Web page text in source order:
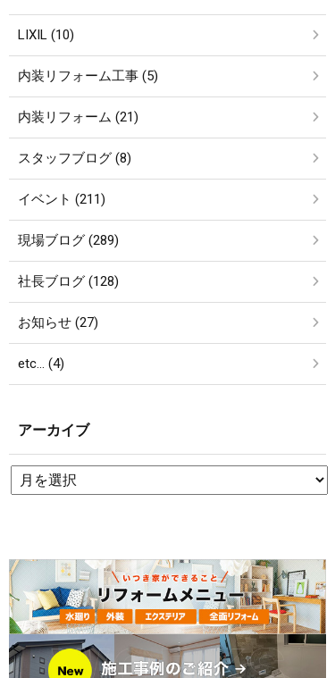
LIXIL (10)
内装リフォーム工事 (5)
内装リフォーム (21)
スタッフブログ (8)
イベント (211)
現場ブログ (289)
社長ブログ (128)
お知らせ (27)
etc… (4)
アーカイブ